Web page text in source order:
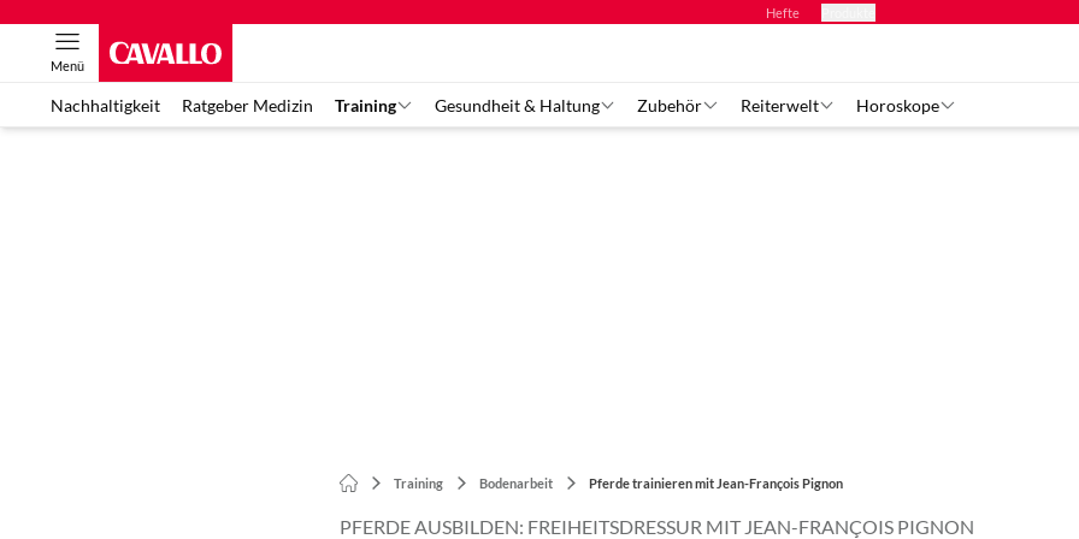
Hefte
Menü
Nachhaltigkeit Ratgeber Medizin Training Gesundheit & Haltung Zubehör Reiterwelt Horoskope
Training Bodenarbeit Pferde trainieren mit Jean-François Pignon
PFERDE AUSBILDEN: FREIHEITSDRESSUR MIT JEAN-FRANÇOIS PIGNON